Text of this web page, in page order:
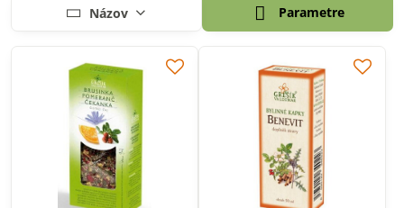
Názov Parametre